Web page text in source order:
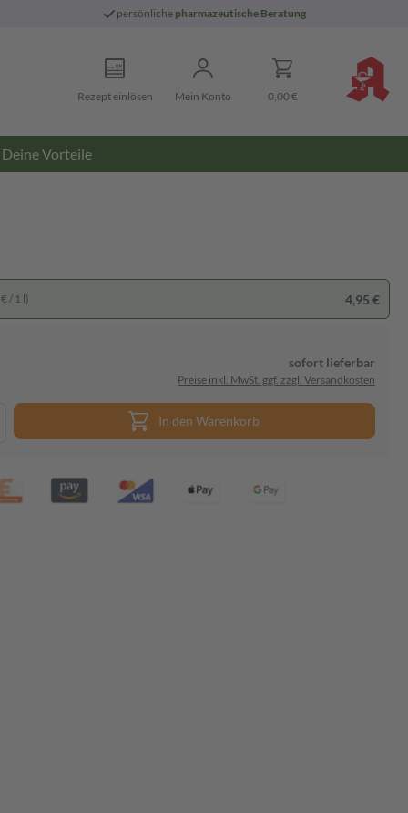
persönliche pharmazeutische Beratung
Rezept einlösen Mein Konto 0,00 €
Deine Vorteile
/ 1 l) 4,95 €
sofort lieferbar
Preise inkl. MwSt. ggf. zzgl. Versandkosten
In den Warenkorb